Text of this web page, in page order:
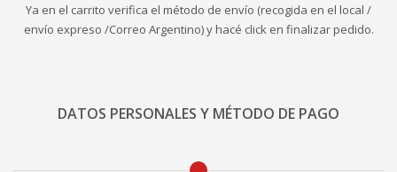
Ya en el carrito verifica el método de envío (recogida en el local /
envío expreso /Correo Argentino) y hacé click en finalizar pedido.
DATOS PERSONALES Y MÉTODO DE PAGO